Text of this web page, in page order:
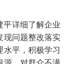
平详细了解企业
现问题整改落实
平，积极学习